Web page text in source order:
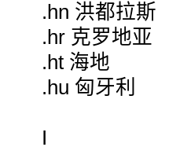
.hn 洪都拉斯
.hr 克罗地亚
.ht 海地
.hu 匈牙利
I